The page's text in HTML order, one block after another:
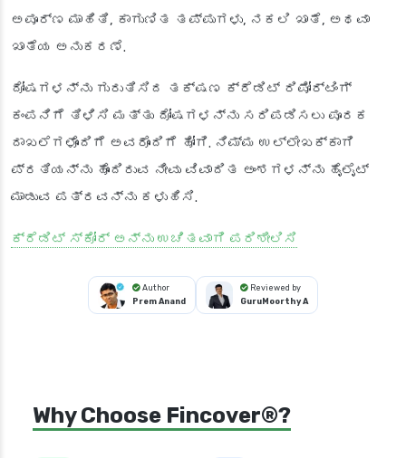
ಅಪೂರ್ಣ ಮಾಹಿತಿ, ಕಾಗುಣಿತ ತಪ್ಪುಗಳು, ನಕಲಿ ಖಾತೆ, ಅಥವಾ
ಖಾತೆಯ ಅನುಕರಣೆ.
ದೋಷಗಳನ್ನು ಗುರುತಿಸಿದ ತಕ್ಷಣ ಕ್ರೆಡಿಟ್ ರಿಪೋರ್ಟಿಂಗ್
ಕಂಪನಿಗೆ ತಿಳಿಸಿ ಮತ್ತು ದೋಷಗಳನ್ನು ಸರಿಪಡಿಸಲು ಪೂರಕ
ದಾಖಲೆಗಳೊಂದಿಗೆ ಅವರೊಂದಿಗೆ ಹೋಗಿ. ನಿಮ್ಮ ಉಲ್ಲೇಖಕ್ಕಾಗಿ
ಪ್ರತಿಯನ್ನು ಹೊಂದಿರುವ ನೀವು ವಿವಾದಿತ ಅಂಶಗಳನ್ನು ಹೈಲೈಟ್
ಮಾಡುವ ಪತ್ರವನ್ನು ಕಳುಹಿಸಿ.
ಕ್ರೆಡಿಟ್ ಸ್ಕೋರ್ ಅನ್ನು ಉಚಿತವಾಗಿ ಪರಿಶೀಲಿಸಿ
Author
Prem Anand
Reviewed by
GuruMoorthy A
Why Choose Fincover®?